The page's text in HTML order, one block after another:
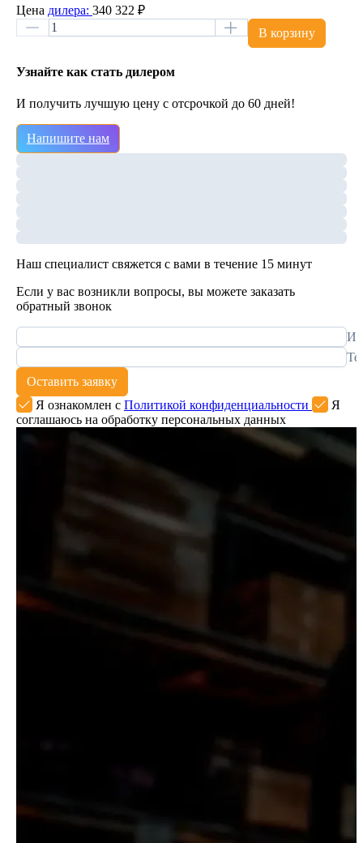
Цена дилера: 340 322 ₽
В корзину
Узнайте как стать дилером
И получить лучшую цену с отсрочкой до 60 дней!
Напишите нам
Наш специалист свяжется с вами в течение 15 минут
Если у вас возникли вопросы, вы можете заказать
обратный звонок
Оставить заявку
Я ознакомлен с Политикой конфиденциальности
Я
соглашаюсь на обработку персональных данных